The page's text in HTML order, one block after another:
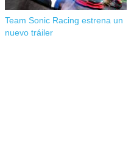
Team Sonic Racing estrena un
nuevo tráiler